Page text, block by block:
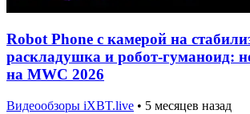
Robot Phone с камерой на
раскладушка и робот-гуманоид:
на MWC 2026
Видеообзоры iXBT.live • 5 месяцев назад